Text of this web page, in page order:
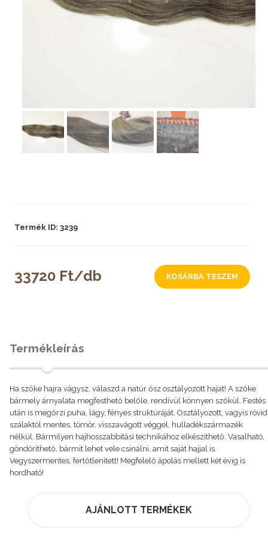
Termék ID: 3239
33720 Ft/db
Termékleírás
Ha szőke hajra vágysz, válaszd a natúr ősz osztályozott hajat! A szőke
bármely árnyalata megfesthető belőle, rendívül könnyen szőkül. Festés
után is megőrzi puha, lágy, fényes struktúráját. Osztályozott, vagyis rövid
szálaktól mentes, tömör, visszavágott véggel, hulladékszármazék
nélkül. Bármilyen hajhosszabbítási technikához elkészíthető. Vasalható,
göndöríthető, bármit lehet vele csinálni, amit saját hajjal is.
Vegyszermentes, fertőtlenített! Megfelelő ápolás mellett két évig is
hordható!
AJÁNLOTT TERMÉKEK